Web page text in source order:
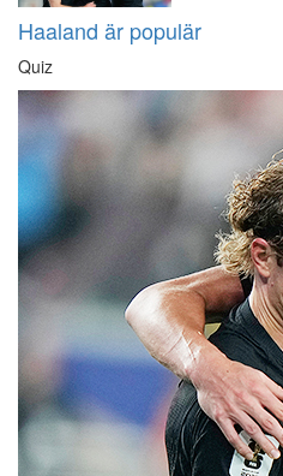
Haaland är populär
Quiz